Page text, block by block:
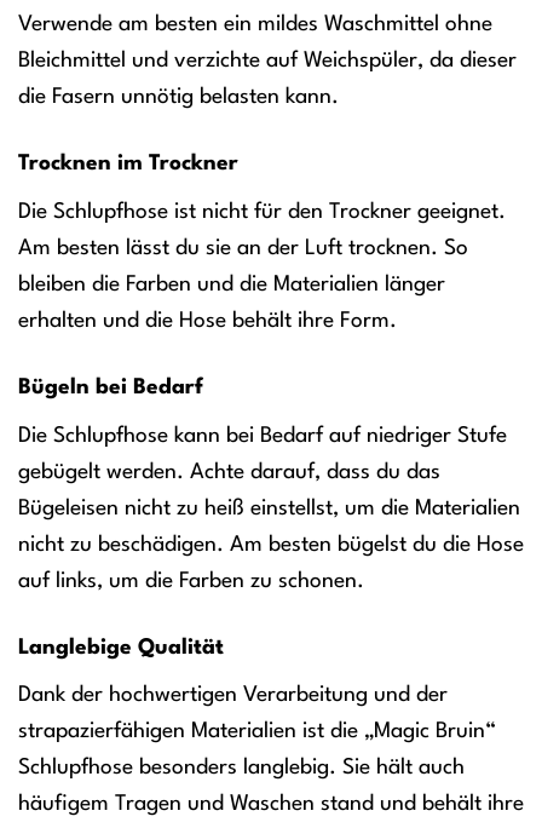
Verwende am besten ein mildes Waschmittel ohne
Bleichmittel und verzichte auf Weichspüler, da dieser
die Fasern unnötig belasten kann.
Trocknen im Trockner
Die Schlupfhose ist nicht für den Trockner geeignet.
Am besten lässt du sie an der Luft trocknen. So
bleiben die Farben und die Materialien länger
erhalten und die Hose behält ihre Form.
Bügeln bei Bedarf
Die Schlupfhose kann bei Bedarf auf niedriger Stufe
gebügelt werden. Achte darauf, dass du das
Bügeleisen nicht zu heiß einstellst, um die Materialien
nicht zu beschädigen. Am besten bügelst du die Hose
auf links, um die Farben zu schonen.
Langlebige Qualität
Dank der hochwertigen Verarbeitung und der
strapazierfähigen Materialien ist die „Magic Bruin“
Schlupfhose besonders langlebig. Sie hält auch
häufigem Tragen und Waschen stand und behält ihre